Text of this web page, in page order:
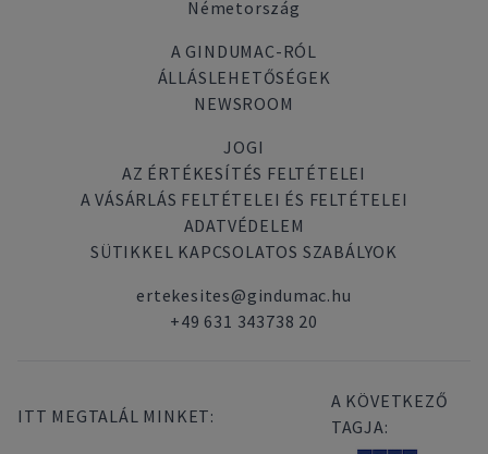
Németország
A GINDUMAC-RÓL
ÁLLÁSLEHETŐSÉGEK
NEWSROOM
JOGI
AZ ÉRTÉKESÍTÉS FELTÉTELEI
A VÁSÁRLÁS FELTÉTELEI ÉS FELTÉTELEI
ADATVÉDELEM
SÜTIKKEL KAPCSOLATOS SZABÁLYOK
ertekesites@gindumac.hu
+49 631 343738 20
ITT MEGTALÁL MINKET:
A KÖVETKEZŐ
TAGJA: